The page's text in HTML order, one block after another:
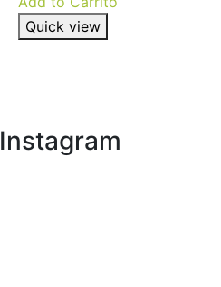
Quick view
Instagram